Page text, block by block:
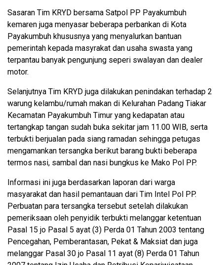
Sasaran Tim KRYD bersama Satpol PP Payakumbuh
kemaren juga menyasar beberapa perbankan di Kota
Payakumbuh khususnya yang menyalurkan bantuan
pemerintah kepada masyrakat dan usaha swasta yang
terpantau banyak pengunjung seperi swalayan dan dealer
motor.
Selanjutnya Tim KRYD juga dilakukan penindakan terhadap 2
warung kelambu/rumah makan di Kelurahan Padang Tiakar
Kecamatan Payakumbuh Timur yang kedapatan atau
tertangkap tangan sudah buka sekitar jam 11.00 WIB, serta
terbukti berjualan pada siang ramadan sehingga petugas
mengamankan tersangka berikut barang bukti beberapa
termos nasi, sambal dan nasi bungkus ke Mako Pol PP.
Informasi ini juga berdasarkan laporan dari warga
masyarakat dan hasil pemantauan dari Tim Intel Pol PP.
Perbuatan para tersangka tersebut setelah dilakukan
pemeriksaan oleh penyidik terbukti melanggar ketentuan
Pasal 15 jo Pasal 5 ayat (3) Perda 01 Tahun 2003 tentang
Pencegahan, Pemberantasan, Pekat & Maksiat dan juga
melanggar Pasal 30 jo Pasal 11 ayat (8) Perda 01 Tahun